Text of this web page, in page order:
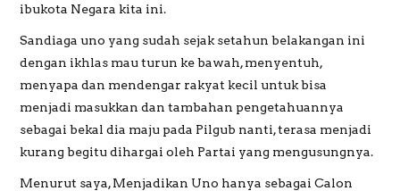
ibukota Negara kita ini.
Sandiaga uno yang sudah sejak setahun belakangan ini
dengan ikhlas mau turun ke bawah, menyentuh,
menyapa dan mendengar rakyat kecil untuk bisa
menjadi masukkan dan tambahan pengetahuannya
sebagai bekal dia maju pada Pilgub nanti, terasa menjadi
kurang begitu dihargai oleh Partai yang mengusungnya.
Menurut saya, Menjadikan Uno hanya sebagai Calon